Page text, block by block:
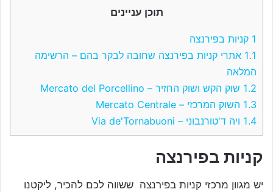
תוכן עניינים
1 קניות בפירנצה
1.1 אתרי קניות בפירנצה שחובה לבקר בהם – הרשימה
המלאה
1.2 שוק הקש ושוק החזיר – Mercato del Porcellino
1.3 השוק המרכזי – Mercato Centrale
1.4 ויה ד'טורנבוני – Via de'Tornabuoni
קניות בפירנצה
יש מגוון מרכזי קניות בפירנצה ששווה לכם להכיר, ליקטנו